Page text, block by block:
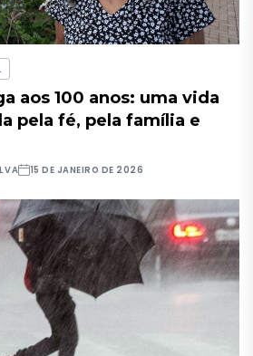
aos 100 anos: uma vida
pela fé, pela família e
15 DE JANEIRO DE 2026